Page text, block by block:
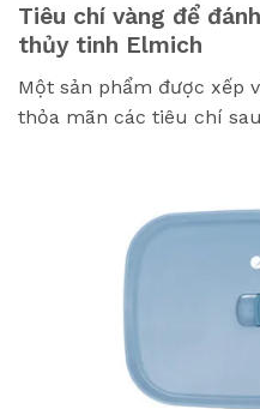
Tiêu chí vàng để
thủy tinh Elmich
Một sản phẩm được xếp
thỏa mãn các tiêu chí